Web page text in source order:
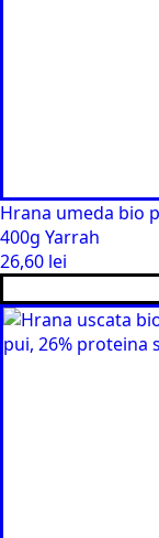
Hrana umeda bio
400g Yarrah
26,60 lei